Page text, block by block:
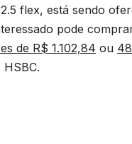
flex, está sendo
pode
de R$ 1.102,84 ou